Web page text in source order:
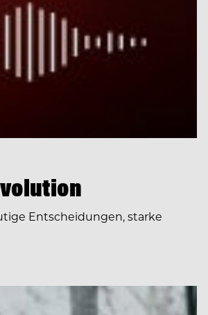
Entscheidungen, starke